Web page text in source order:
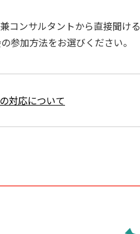
コンサルタントから直接聞ける
参加方法をお選びください。
対応について